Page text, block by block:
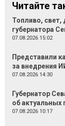
Читайте
Топливо, свет,
губернатора
07.08.2026 15:02
Представили
за внедрения
07.08.2026 14:30
Губернатор
об актуальных
07.08.2026 10:17